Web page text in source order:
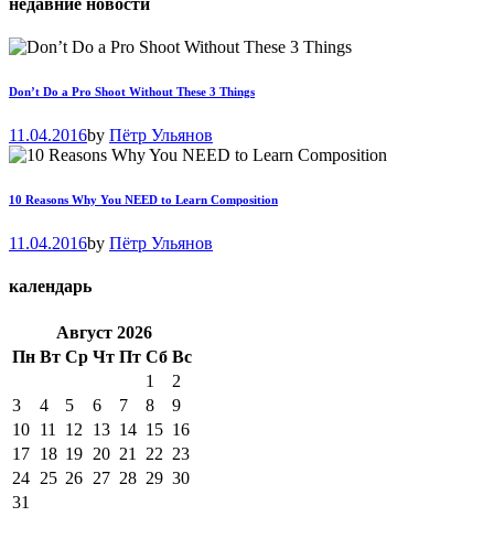
Don’t Do a Pro Shoot Without These 3 Things
11.04.2016by Пётр Ульянов
10 Reasons Why You NEED to Learn Composition
11.04.2016by Пётр Ульянов
календарь
Август 2026
Пн Вт Ср Чт Пт Сб Вс
1
2
3
4 5 6 7 8
9
10 11 12 13 14 15 16
17 18 19 20 21 22 23
24 25 26 27 28 29 30
31